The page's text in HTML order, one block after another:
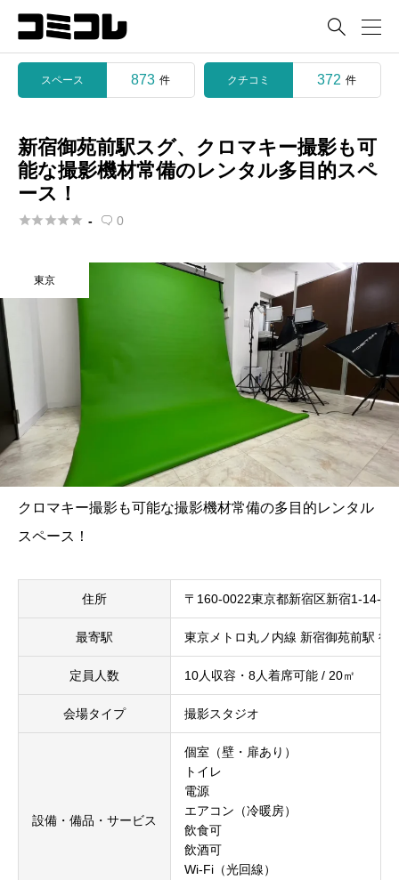

スペース 873 件 クチコミ 372 件
新宿御苑前駅スグ、クロマキー撮影も可
能な撮影機材常備のレンタル多目的スペ
ース！
 -  0
東京
クロマキー撮影も可能な撮影機材常備の多目的レンタル
スペース！
住所 〒160-0022東京都新宿区新宿1-14-2
最寄駅 東京メトロ丸ノ内線 新宿御苑前駅 徒
定員人数 10人収容・8人着席可能 / 20㎡
会場タイプ 撮影スタジオ
設備・備品・サービス
個室（壁・扉あり）
トイレ
電源
エアコン（冷暖房）
飲食可
飲酒可
Wi-Fi（光回線）